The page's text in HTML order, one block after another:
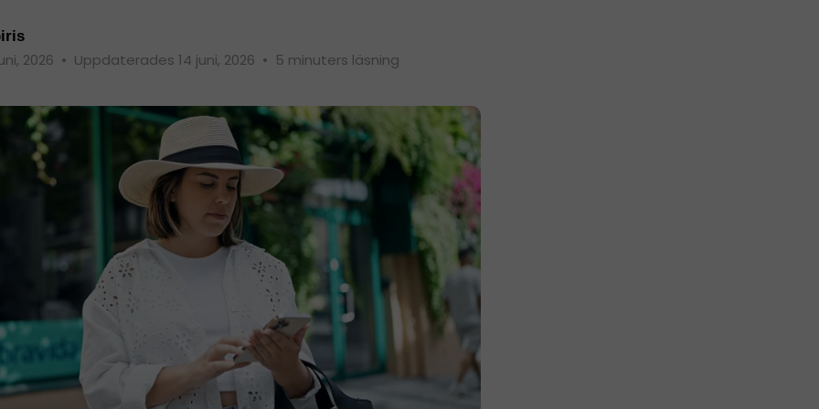
2026 • Uppdaterades 14 juni, 2026 • 5 minuters läsning